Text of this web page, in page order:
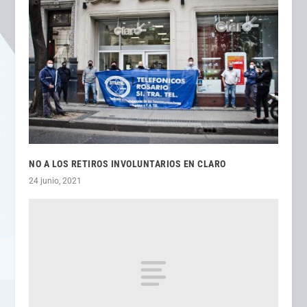
NO A LOS RETIROS INVOLUNTARIOS EN CLARO
24 junio, 2021